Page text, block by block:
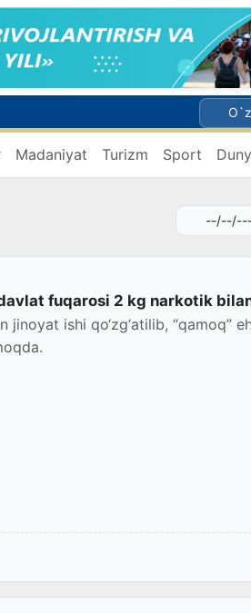
Madaniyat Turizm Sport
fuqarosi 2 kg narkotik
jinoyat ishi qo‘zg‘atilib, “qamoq”